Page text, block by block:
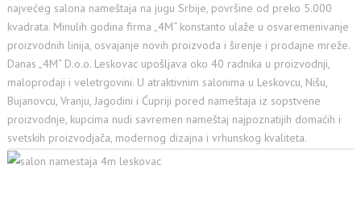
najvećeg salona nameštaja na jugu Srbije, površine od preko 5.000
kvadrata. Minulih godina firma „4M“ konstanto ulaže u osvaremenivanje
proizvodnih linija, osvajanje novih proizvoda i širenje i prodajne mreže.
Danas „4M“ D.o.o. Leskovac upošljava oko 40 radnika u proizvodnji,
maloprodaji i veletrgovini. U atraktivnim salonima u Leskovcu, Nišu,
Bujanovcu, Vranju, Jagodini i Ćupriji pored nameštaja iz sopstvene
proizvodnje, kupcima nudi savremen nameštaj najpoznatijih domaćih i
svetskih proizvodjača, modernog dizajna i vrhunskog kvaliteta.